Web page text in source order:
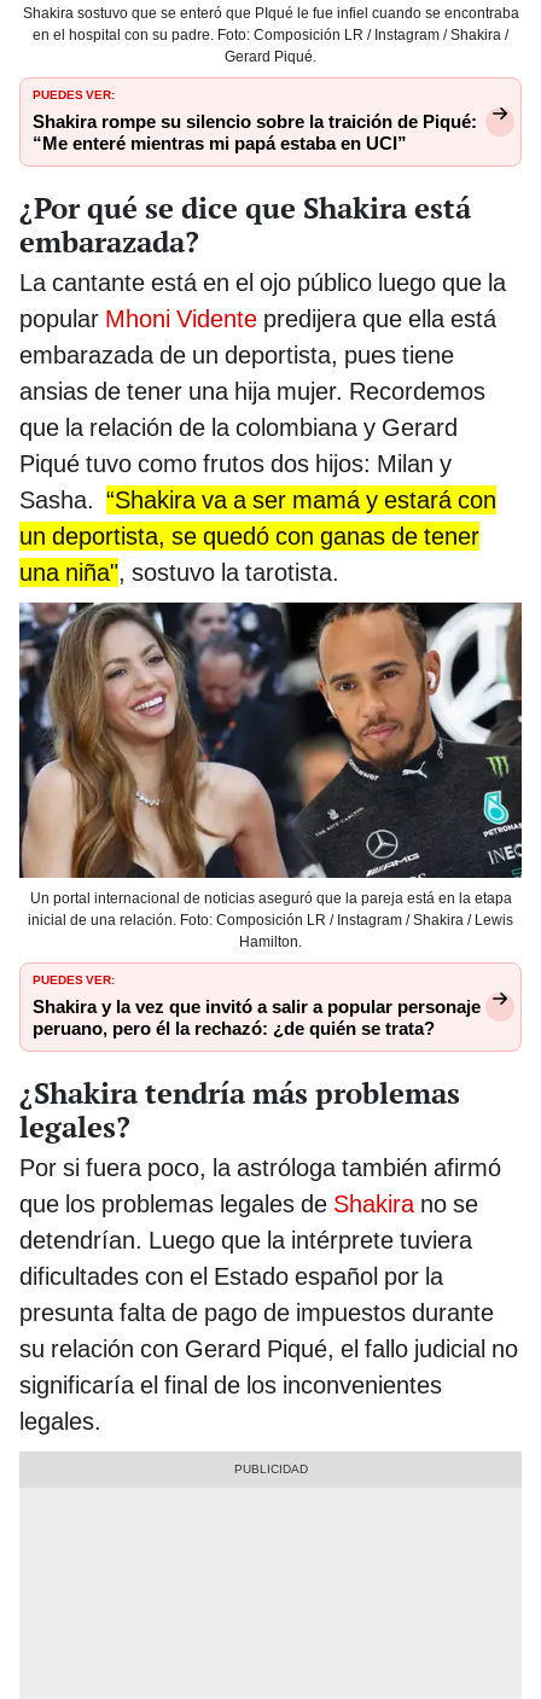
Shakira sostuvo que se enteró que PIqué le fue infiel cuando se encontraba
en el hospital con su padre. Foto: Composición LR / Instagram / Shakira /
Gerard Piqué.
PUEDES VER:
Shakira rompe su silencio sobre la traición de Piqué:
“Me enteré mientras mi papá estaba en UCI”
¿Por qué se dice que Shakira está
embarazada?
La cantante está en el ojo público luego que la
popular Mhoni Vidente predijera que ella está
embarazada de un deportista, pues tiene
ansias de tener una hija mujer. Recordemos
que la relación de la colombiana y Gerard
Piqué tuvo como frutos dos hijos: Milan y
Sasha. “Shakira va a ser mamá y estará con
un deportista, se quedó con ganas de tener
una niña", sostuvo la tarotista.
Un portal internacional de noticias aseguró que la pareja está en la etapa
inicial de una relación. Foto: Composición LR / Instagram / Shakira / Lewis
Hamilton.
PUEDES VER:
Shakira y la vez que invitó a salir a popular personaje
peruano, pero él la rechazó: ¿de quién se trata?
¿Shakira tendría más problemas
legales?
Por si fuera poco, la astróloga también afirmó
que los problemas legales de Shakira no se
detendrían. Luego que la intérprete tuviera
dificultades con el Estado español por la
presunta falta de pago de impuestos durante
su relación con Gerard Piqué, el fallo judicial no
significaría el final de los inconvenientes
legales.